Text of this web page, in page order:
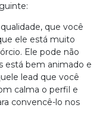
que você
ele está muito
Ele pode não
está bem animado e
lead que você
calma o perfil e
convencê-lo nos